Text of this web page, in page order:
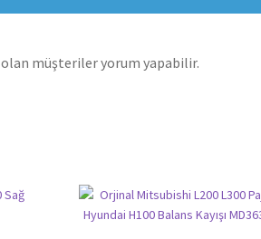
olan müşteriler yorum yapabilir.